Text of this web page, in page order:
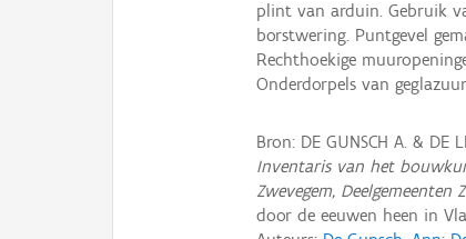
plint van arduin. Gebruik
borstwering. Puntgevel
Rechthoekige
Onderdorpels van
Bron: DE GUNSCH A. & DE
Inventaris van het
Zwevegem, Deelgemeenten
door de eeuwen heen in